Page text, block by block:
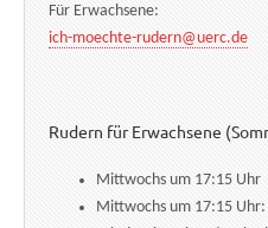
Für Erwachsene:
ich-moechte-rudern@uerc.de
Rudern für Erwachsene
Mittwochs um 17:15 Uhr
Mittwochs um 17:15